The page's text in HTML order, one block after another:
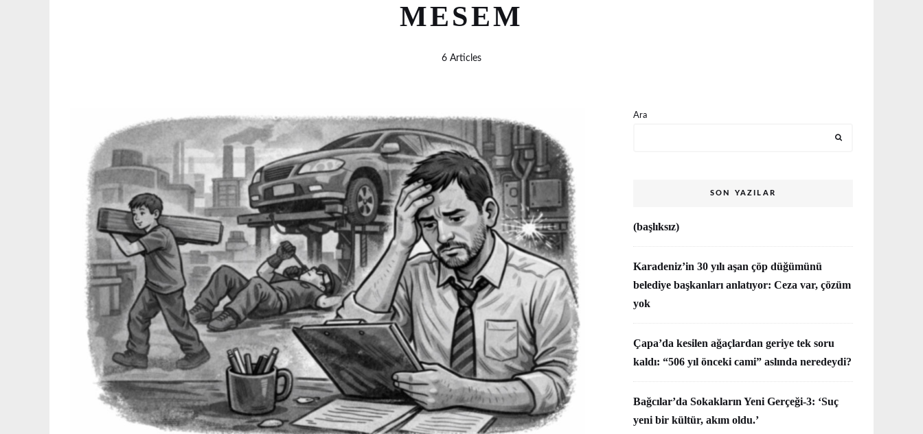
MESEM
6 Articles
Ara
SON YAZILAR
(başlıksız)
Karadeniz’in 30 yılı aşan çöp düğümünü
belediye başkanları anlatıyor: Ceza var, çözüm
yok
Çapa’da kesilen ağaçlardan geriye tek soru
kaldı: “506 yıl önceki cami” aslında neredeydi?
Bağcılar’da Sokakların Yeni Gerçeği-3: ‘Suç
yeni bir kültür, akım oldu.’